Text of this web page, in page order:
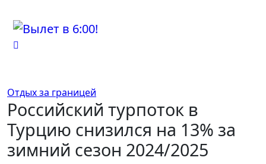
содержимому
Отдых за границей
Российский турпоток в
Турцию снизился на 13% за
зимний сезон 2024/2025